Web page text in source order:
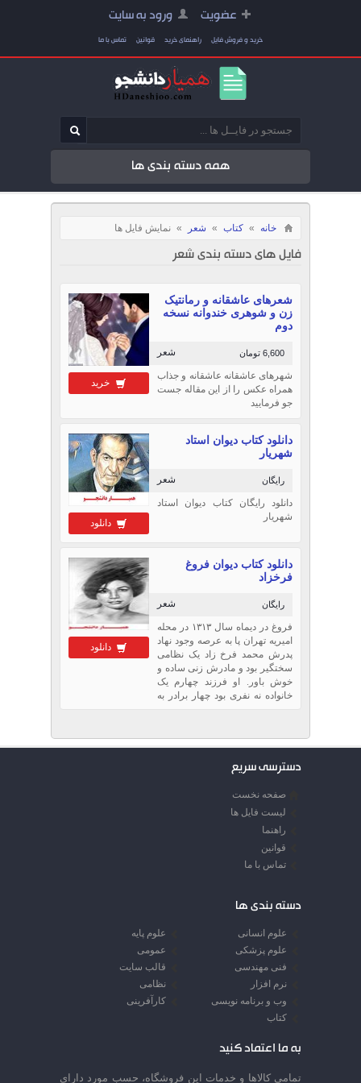
عضویت ورود به سایت
خرید و فروش فایل راهنمای خرید قوانین تماس با ما
همه دسته بندی ها
خانه » کتاب » شعر » نمایش فایل ها
فایل های دسته بندی شعر
خرید
شعرهای عاشقانه و رمانتیک
زن و شوهری خندوانه نسخه
دوم
شعر 6,600 تومان
شهرهای عاشقانه عاشقانه و جذاب
همراه عکس را از این مقاله جست
جو فرمایید
دانلود
دانلود کتاب دیوان استاد
شهریار
شعر رایگان
دانلود رایگان کتاب دیوان استاد
شهریار
دانلود
دانلود کتاب دیوان فروغ
فرخزاد
شعر رایگان
فروغ در دیماه سال ۱۳۱۳ در محله
امیریه تهران پا به عرصه وجود نهاد
پدرش محمد فرخ زاد یک نظامی
سختگیر بود و مادرش زنی ساده و
خوش باور. او فرزند چهارم یک
خانواده نه نفری بود چهار برادر به
پوران و گلوریا
دسترسی سریع
صفحه نخست
لیست فایل ها
راهنما
قوانین
تماس با ما
دسته بندی ها
علوم انسانی
علوم پایه
علوم پزشکی
عمومی
فنی مهندسی
قالب سایت
نرم افزار
نظامی
وب و برنامه نویسی
کارآفرینی
کتاب
به ما اعتماد کنید
تمامي كالاها و خدمات اين فروشگاه، حسب مورد داراي